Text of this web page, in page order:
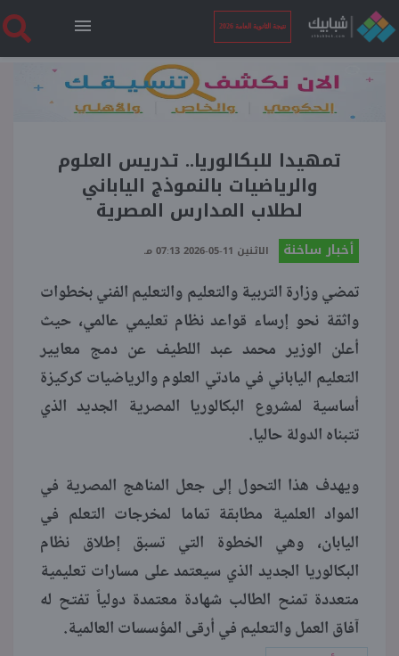
نتيجة الثانوية العامة 2026
الرئيسية
نتيجة الثانوية العامة 2026
أخبار ساخنة
بوابة الطلبة
ملفات
تمهيدا للبكالوريا.. تدريس العلوم
والرياضيات بالنموذج الياباني
لطلاب المدارس المصرية
أخبار ساخنة الاثنين 11-05-2026 07:13 مـ
تمضي وزارة التربية والتعليم والتعليم الفني بخطوات
واثقة نحو إرساء قواعد نظام تعليمي عالمي، حيث
أعلن الوزير محمد عبد اللطيف عن دمج معايير
التعليم الياباني في مادتي العلوم والرياضيات كركيزة
أساسية لمشروع البكالوريا المصرية الجديد الذي
تتبناه الدولة حاليا.
ويهدف هذا التحول إلى جعل المناهج المصرية في
المواد العلمية مطابقة تماما لمخرجات التعلم في
اليابان، وهي الخطوة التي تسبق إطلاق نظام
البكالوريا الجديد الذي سيعتمد على مسارات تعليمية
متعددة تمنح الطالب شهادة معتمدة دولياً تفتح له
آفاق العمل والتعليم في أرقى المؤسسات العالمية.